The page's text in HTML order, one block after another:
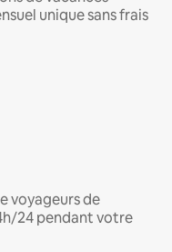
unique sans frais
voyageurs de
24 pendant votre